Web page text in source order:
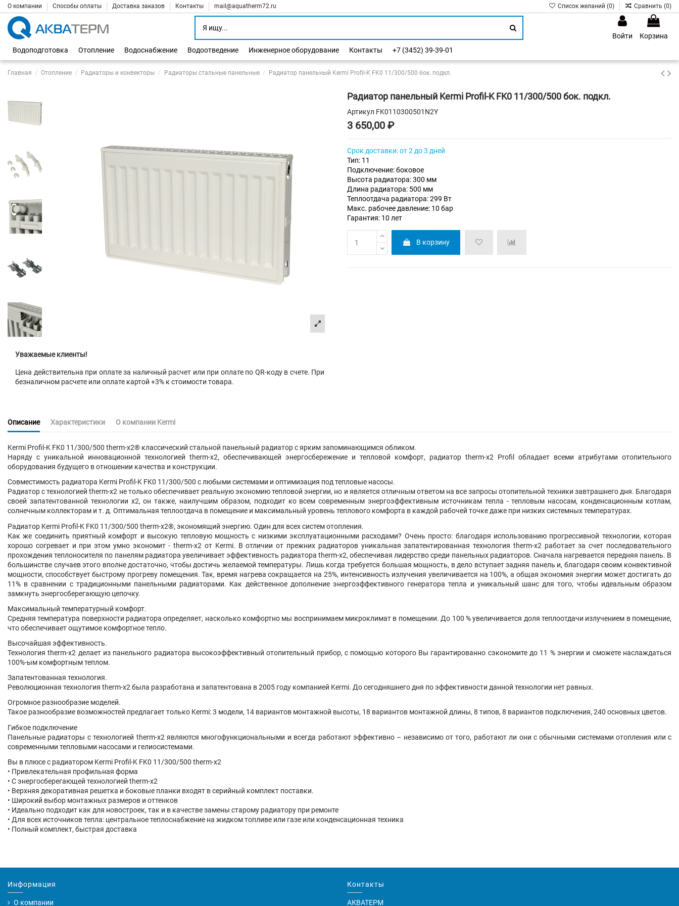
О компании Способы оплаты Доставка заказов Контакты mail@aquatherm72.ru Список желаний (0) Сравнить (0)
Войти
Корзина
Водоподготовка
Отопление Водоснабжение Водоотведение Инженерное оборудование Контакты +7 (3452) 39-39-01
Главная Отопление Радиаторы и конвекторы Радиаторы стальные панельные Радиатор панельный Kermi Profil-K FK0 11/300/500 бок. подкл.
Уважаемые клиенты!
Цена действительна при оплате за наличный расчет или при оплате по QR-коду в счете. При
безналичном расчете или оплате картой +3% к стоимости товара.
Радиатор панельный Kermi Profil-K FK0 11/300/500 бок. подкл.
Артикул FK0110300501N2Y
3 650,00 ₽
Срок доставки: от 2 до 3 дней
Тип: 11
Подключение: боковое
Высота радиатора: 300 мм
Длина радиатора: 500 мм
Теплоотдача радиатора: 299 Вт
Макс. рабочее давление: 10 бар
Гарантия: 10 лет
В корзину
Описание Характеристики О компании Kermi
Kermi Profil-K FK0 11/300/500 therm-x2® классический стальной панельный радиатор с ярким запоминающимся обликом.
Наряду с уникальной инновационной технологией therm-x2, обеспечивающей энергосбережение и тепловой комфорт, радиатор therm-x2 Profil обладает всеми атрибутами отопительного
оборудования будущего в отношении качества и конструкции.
Совместимость радиатора Kermi Profil-K FK0 11/300/500 с любыми системами и оптимизация под тепловые насосы.
Радиатор с технологией therm-x2 не только обеспечивает реальную экономию тепловой энергии, но и является отличным ответом на все запросы отопительной техники завтрашнего дня. Благодаря
своей запатентованной технологии x2, он также, наилучшим образом, подходит ко всем современным энергоэффективным источникам тепла - тепловым насосам, конденсационным котлам,
солнечным коллекторам и т. д. Оптимальная теплоотдача в помещение и максимальный уровень теплового комфорта в каждой рабочей точке даже при низких системных температурах.
Радиатор Kermi Profil-K FK0 11/300/500 therm-x2®, экономящий энергию. Один для всех систем отопления.
Как же соединить приятный комфорт и высокую тепловую мощность с низкими эксплуатационными расходами? Очень просто: благодаря использованию прогрессивной технологии, которая
хорошо согревает и при этом умно экономит - therm-x2 от Kermi. В отличии от прежних радиаторов уникальная запатентированная технология therm-x2 работает за счет последовательного
прохождения теплоносителя по панелям радиатораувеличивает эффективность радиатора therm-x2, обеспечивая лидерство среди панельных радиаторов. Сначала нагревается передняя панель. В
большинстве случаев этого вполне достаточно, чтобы достичь желаемой температуры. Лишь когда требуется большая мощность, в дело вступает задняя панель и, благодаря своим конвективной
мощности, способствует быстрому прогреву помещения.Так, время нагрева сокращается на 25%, интенсивность излучения увеличивается на 100%, а общая экономия энергии может достигать до
11% в сравнении с традиционными панельными радиаторами. Как действенное дополнение энергоэффективного генератора тепла и уникальный шанс для того, чтобы идеальным образом
замкнуть энергосберегающую цепочку.
Максимальный температурный комфорт.
Средняя температура поверхности радиатора определяет, насколько комфортно мы воспринимаем микроклимат в помещении. До 100 % увеличивается доля теплоотдачи излучением в помещение,
что обеспечивает ощутимое комфортное тепло.
Высочайшая эффективность.
Технология therm-x2 делает из панельного радиатора высокоэффективный отопительный прибор, с помощью которого Вы гарантированно сэкономите до 11 % энергии и сможете наслаждаться
100%-ым комфортным теплом.
Запатентованная технология.
Революционная технология therm-x2 была разработана и запатентована в 2005 году компанией Kermi. До сегодняшнего дня по эффективности данной технологии нет равных.
Огромное разнообразие моделей.
Такое разнообразие возможностей предлагает только Kermi: 3 модели, 14 вариантов монтажной высоты, 18 вариантов монтажной длины, 8 типов, 8 вариантов подключения, 240 основных цветов.
Гибкое подключение
Панельные радиаторы с технологией therm-x2 являются многофункциональными и всегда работают эффективно – независимо от того, работают ли они с обычными системами отопления или с
современными тепловыми насосами и гелиосистемами.
Вы в плюсе с радиатором Kermi Profil-K FK0 11/300/500 therm-x2
• Привлекательная профильная форма
• С энергосберегающей технологией therm-x2
• Верхняя декоративная решетка и боковые планки входят в серийный комплект поставки.
• Широкий выбор монтажных размеров и оттенков
• Идеально подходит как для новостроек, так и в качестве замены старому радиатору при ремонте
• Для всех источников тепла: центральное теплоснабжение на жидком топливе или газе или конденсационная техника
• Полный комплект, быстрая доставка
Информация
О компании
Контакты
АКВАТЕРМ